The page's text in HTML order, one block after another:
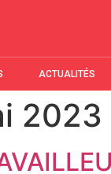
ACTUALITÉS
2023